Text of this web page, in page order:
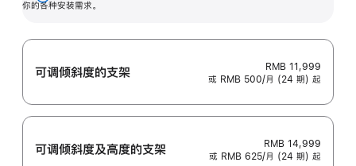
你的各种安装需求。
展
可调倾斜度的支架
RMB 11,999
或 RMB 500/月 (24 期) 起
可调倾斜度及高‍度的支‍架
RMB 14,999
或 RMB 625/月 (24 期) 起